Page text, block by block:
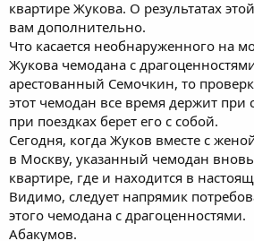
квартире Жукова. О результатах
вам дополнительно.
Что касается необнаруженного на
Жукова чемодана с
арестованный Семочкин, то
этот чемодан все время держит при
при поездках берет его с собой.
Сегодня, когда Жуков вместе с
в Москву, указанный чемодан
квартире, где и находится в
Видимо, следует напрямик
этого чемодана с драгоценностями.
Абакумов.